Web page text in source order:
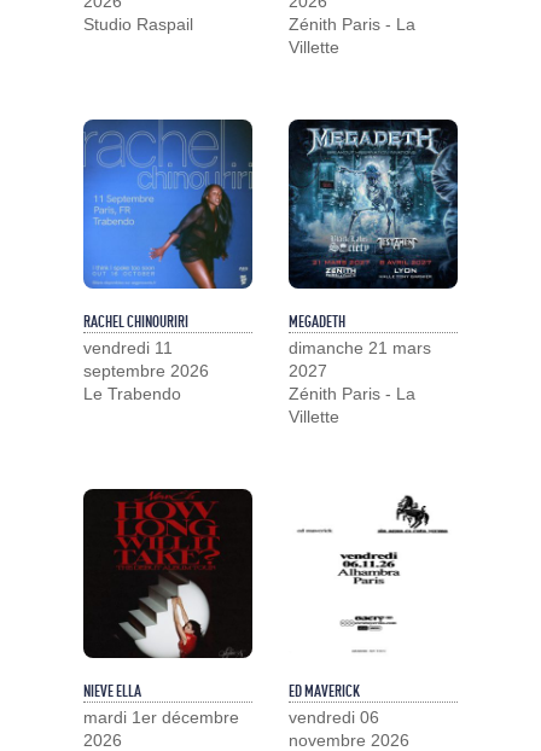
Studio Raspail
Zénith Paris - La
Villette
RACHEL CHINOURIRI
vendredi 11
septembre 2026
Le Trabendo
MEGADETH
dimanche 21 mars
2027
Zénith Paris - La
Villette
NIEVE ELLA
mardi 1er décembre
2026
ED MAVERICK
vendredi 06
novembre 2026